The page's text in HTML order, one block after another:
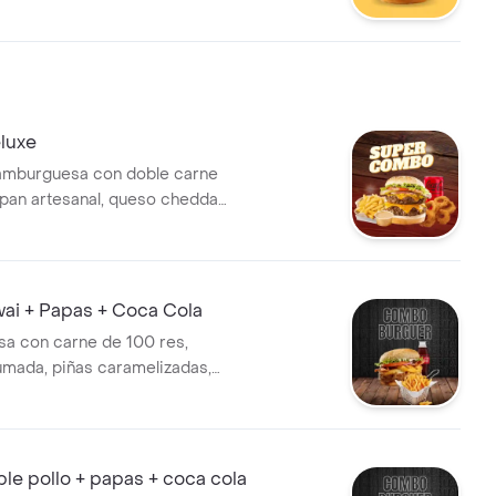
caramelizada, tocineta
con doble carne
artesanal, queso cheddar,
lechuga y cebolla
+ Papas + Coca Cola
con carne de 100 res,
piñas caramelizadas,
tomate, lechuga,
y tea helado de
pollo + papas + coca cola